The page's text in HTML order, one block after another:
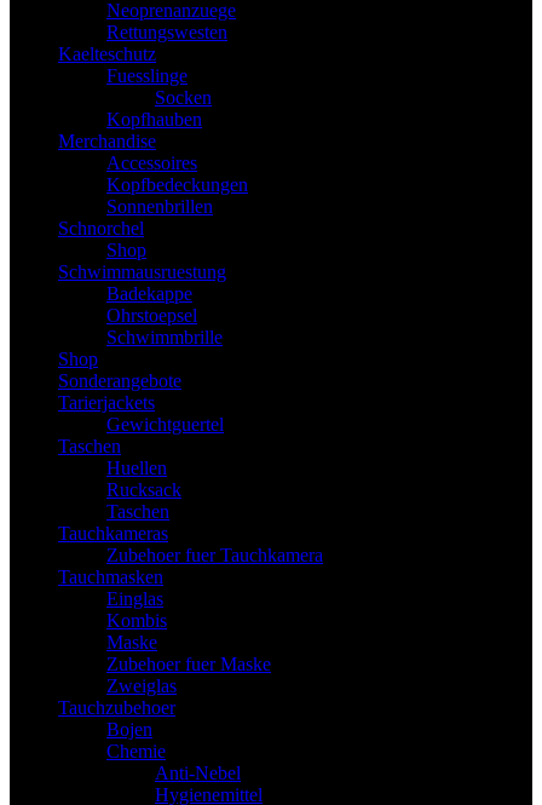
Neoprenanzuege
Rettungswesten
Kaelteschutz
Fuesslinge
Socken
Kopfhauben
Merchandise
Accessoires
Kopfbedeckungen
Sonnenbrillen
Schnorchel
Shop
Schwimmausruestung
Badekappe
Ohrstoepsel
Schwimmbrille
Shop
Sonderangebote
Tarierjackets
Gewichtguertel
Taschen
Huellen
Rucksack
Taschen
Tauchkameras
Zubehoer fuer Tauchkamera
Tauchmasken
Einglas
Kombis
Maske
Zubehoer fuer Maske
Zweiglas
Tauchzubehoer
Bojen
Chemie
Anti-Nebel
Hygienemittel